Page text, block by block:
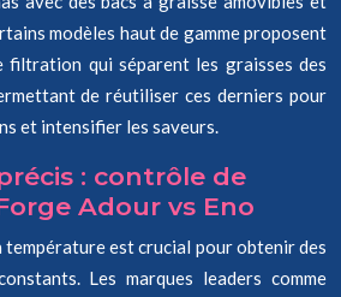
modèles haut de gamme proposent
filtration qui séparent les graisses des
de réutiliser ces derniers pour
et intensifier les saveurs.
: contrôle de
Adour vs Eno
température est crucial pour obtenir des
Les marques leaders comme